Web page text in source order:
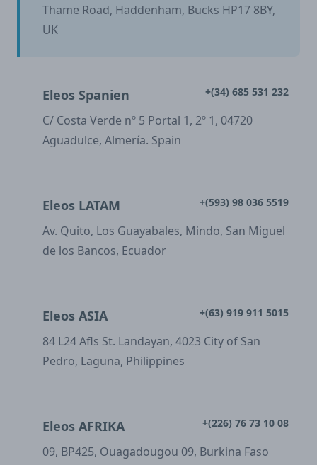
Thame Road, Haddenham, Bucks HP17 8BY,
UK
Eleos Spanien +(34) 685 531 232
C/ Costa Verde nº 5 Portal 1, 2º 1, 04720
Aguadulce, Almería. Spain
Eleos LATAM +(593) 98 036 5519
Av. Quito, Los Guayabales, Mindo, San Miguel
de los Bancos, Ecuador
Eleos ASIA +(63) 919 911 5015
84 L24 Afls St. Landayan, 4023 City of San
Pedro, Laguna, Philippines
Eleos AFRIKA +(226) 76 73 10 08
09, BP425, Ouagadougou 09, Burkina Faso